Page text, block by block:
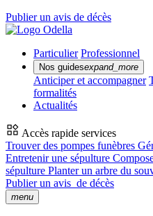
Publier un avis de décès
Particulier Professionnel
Nos guidesexpand_more
Anticiper et accompagner
formalités
Actualités
Accès rapide services
Trouver des pompes funèbres
Entretenir une sépulture
sépulture Planter un arbre du
Publier un avis de décès
menu